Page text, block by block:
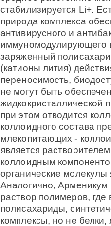
стабилизируется Li+.
природа комплекса
антивирусного и
иммуномодулирующего
заряженный
(катионы лития)
переносимость,
не могут быть
жидкокристаллической
при этом отводится
коллоидного состава
млекопитающих -
является
коллоидным
органические
Аналогично, Арменикум
раствор полимеров, где
полисахариды,
комплексы, но не